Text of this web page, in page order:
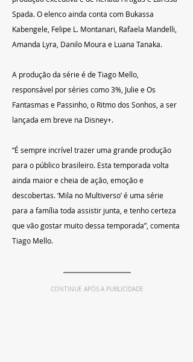
Spada. O elenco ainda conta com Bukassa
Kabengele, Felipe L. Montanari, Rafaela Mandelli,
Amanda Lyra, Danilo Moura e Luana Tanaka.
A produção da série é de Tiago Mello,
responsável por séries como 3%, Julie e Os
Fantasmas e Passinho, o Ritmo dos Sonhos, a ser
lançada em breve na Disney+.
“É sempre incrível trazer uma grande produção
para o público brasileiro. Esta temporada volta
ainda maior e cheia de ação, emoção e
descobertas. ‘Mila no Multiverso’ é uma série
para a família toda assistir junta, e tenho certeza
que vão gostar muito dessa temporada”, comenta
Tiago Mello.
CONTINUE APÓS A PUBLICIDADE